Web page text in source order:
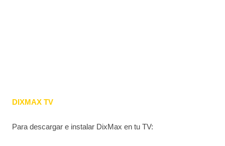
DIXMAX TV
Para descargar e instalar DixMax en tu TV: